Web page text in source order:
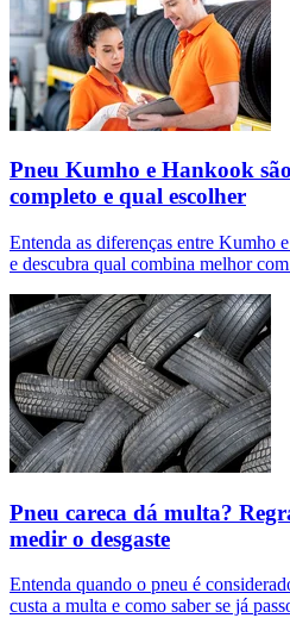
Pneu Kumho e Hankook
completo e qual escolher
Entenda as diferenças entre Kumho
e descubra qual combina melhor
Pneu careca dá multa?
medir o desgaste
Entenda quando o pneu é
custa a multa e como saber se já